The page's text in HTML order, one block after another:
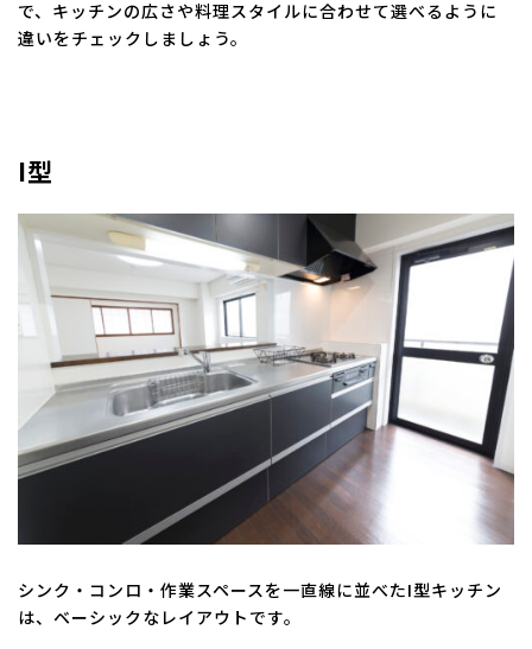
で、キッチンの広さや料理スタイルに合わせて選べるように
違いをチェックしましょう。
I型
シンク・コンロ・作業スペースを一直線に並べたI型キッチン
は、ベーシックなレイアウトです。